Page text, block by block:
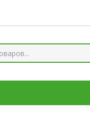
ЦИНК